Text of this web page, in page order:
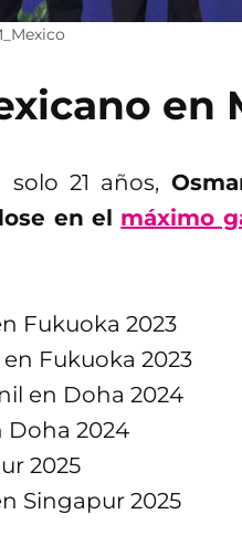
en
21 años,
en el máximo
Fukuoka 2023
Fukuoka 2023
en Doha 2024
Doha 2024
2025
Singapur 2025